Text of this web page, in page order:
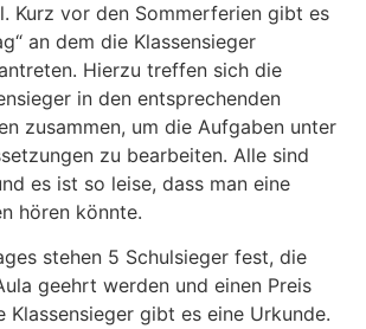
Kurz vor den Sommerferien gibt es
an dem die Klassensieger
Hierzu treffen sich die
in den entsprechenden
zusammen, um die Aufgaben unter
zu bearbeiten. Alle sind
es ist so leise, dass man eine
hören könnte.
stehen 5 Schulsieger fest, die
geehrt werden und einen Preis
Klassensieger gibt es eine Urkunde.